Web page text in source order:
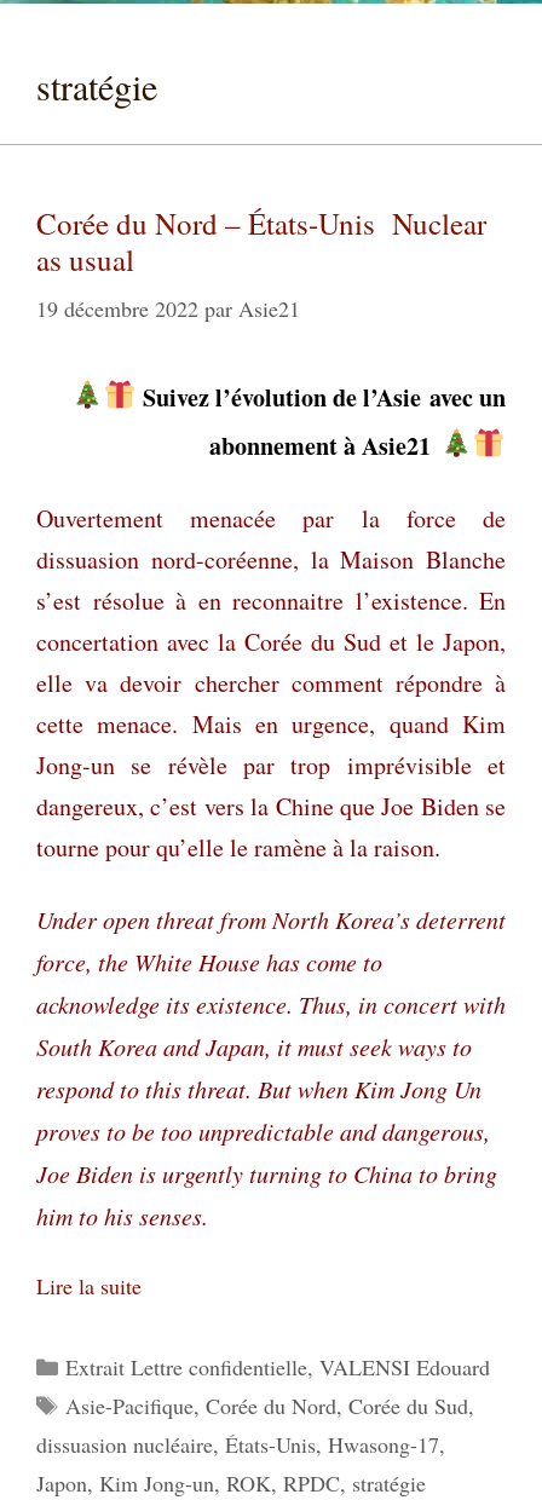
stratégie
Corée du Nord – États-Unis Nuclear
as usual
19 décembre 2022 par Asie21
Suivez l’évolution de l’Asie avec un
abonnement à Asie21
Ouvertement menacée par la force de
dissuasion nord-coréenne, la Maison Blanche
s’est résolue à en reconnaitre l’existence. En
concertation avec la Corée du Sud et le Japon,
elle va devoir chercher comment répondre à
cette menace. Mais en urgence, quand Kim
Jong-un se révèle par trop imprévisible et
dangereux, c’est vers la Chine que Joe Biden se
tourne pour qu’elle le ramène à la raison.
Under open threat from North Korea’s deterrent
force, the White House has come to
acknowledge its existence. Thus, in concert with
South Korea and Japan, it must seek ways to
respond to this threat. But when Kim Jong Un
proves to be too unpredictable and dangerous,
Joe Biden is urgently turning to China to bring
him to his senses.
Lire la suite
Catégories
Extrait Lettre confidentielle, VALENSI Edouard
Étiquettes
Asie-Pacifique, Corée du Nord, Corée du Sud,
dissuasion nucléaire, États-Unis, Hwasong-17,
Japon, Kim Jong-un, ROK, RPDC, stratégie